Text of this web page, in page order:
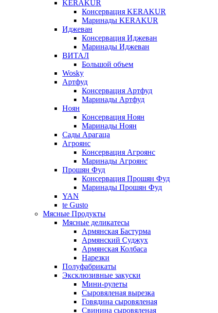
KERAKUR
Консервация KERAKUR
Маринады KERAKUR
Иджеван
Консервация Иджеван
Маринады Иджеван
ВИТАЛ
Большой объем
Wosky
Артфуд
Консервация Артфуд
Маринады Артфуд
Ноян
Консервация Ноян
Маринады Ноян
Сады Арагаца
Агроянс
Консервация Агроянс
Маринады Агроянс
Прошян Фуд
Консервация Прошян Фуд
Маринады Прошян Фуд
YAN
te Gusto
Мясные Продукты
Мясные деликатесы
Армянская Бастурма
Армянский Суджух
Армянская Колбаса
Нарезки
Полуфабрикаты
Эксклюзивные закуски
Мини-рулеты
Сыровяленая вырезка
Говядина сыровяленая
Свинина сыровяленая